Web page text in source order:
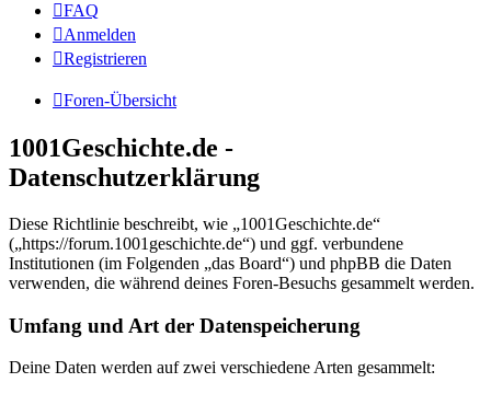
FAQ
Anmelden
Registrieren
Foren-Übersicht
1001Geschichte.de -
Datenschutzerklärung
Diese Richtlinie beschreibt, wie „1001Geschichte.de“
(„https://forum.1001geschichte.de“) und ggf. verbundene
Institutionen (im Folgenden „das Board“) und phpBB die Daten
verwenden, die während deines Foren-Besuchs gesammelt werden.
Umfang und Art der Datenspeicherung
Deine Daten werden auf zwei verschiedene Arten gesammelt: